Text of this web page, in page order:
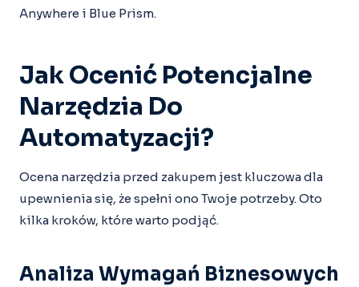
Anywhere i Blue Prism.
Jak Ocenić Potencjalne
Narzędzia Do
Automatyzacji?
Ocena narzędzia przed zakupem jest kluczowa dla
upewnienia się, że spełni ono Twoje potrzeby. Oto
kilka kroków, które warto podjąć.
Analiza Wymagań Biznesowych